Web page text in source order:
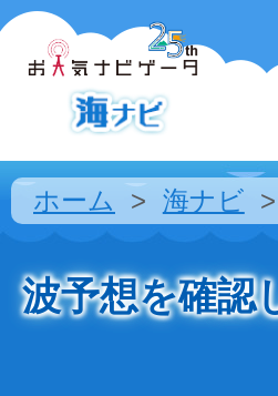
ホーム 海ナビ
波予想を確認